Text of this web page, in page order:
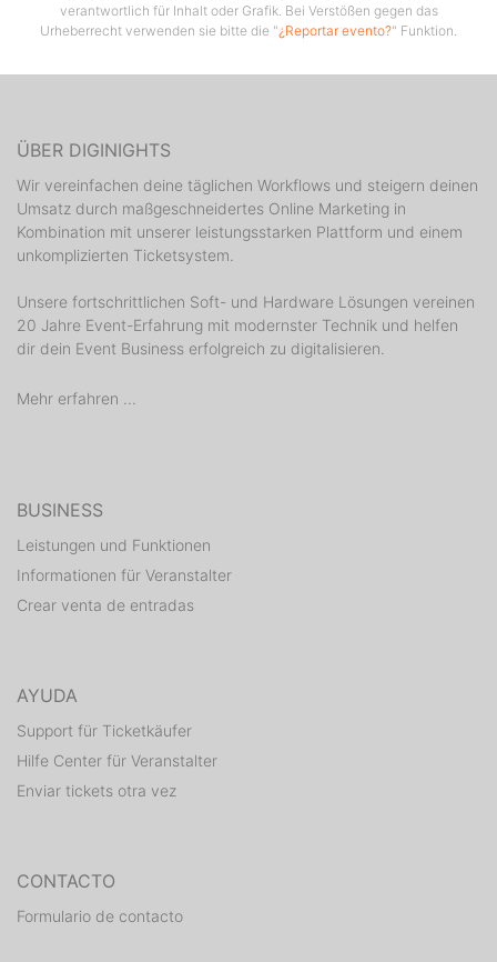
verantwortlich für Inhalt oder Grafik. Bei Verstößen gegen das
Urheberrecht verwenden sie bitte die "¿Reportar evento?" Funktion.
ÜBER DIGINIGHTS
Wir vereinfachen deine täglichen Workflows und steigern deinen
Umsatz durch maßgeschneidertes Online Marketing in
Kombination mit unserer leistungsstarken Plattform und einem
unkomplizierten Ticketsystem.
Unsere fortschrittlichen Soft- und Hardware Lösungen vereinen
20 Jahre Event-Erfahrung mit modernster Technik und helfen
dir dein Event Business erfolgreich zu digitalisieren.
Mehr erfahren ...
BUSINESS
Leistungen und Funktionen
Informationen für Veranstalter
Crear venta de entradas
AYUDA
Support für Ticketkäufer
Hilfe Center für Veranstalter
Enviar tickets otra vez
CONTACTO
Formulario de contacto